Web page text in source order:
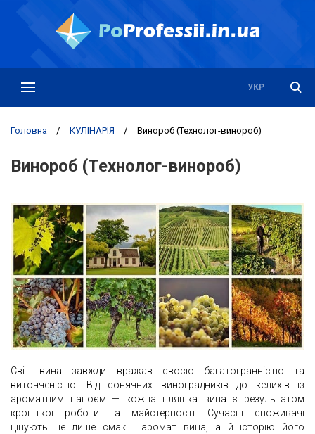
РУС
УКР
Головна / КУЛІНАРІЯ / Винороб (Технолог-винороб)
Винороб (Технолог-винороб)
Світ вина завжди вражав своєю багатогранністю та
витонченістю. Від сонячних виноградників до келихів із
ароматним напоєм — кожна пляшка вина є результатом
кропіткої роботи та майстерності. Сучасні споживачі
цінують не лише смак і аромат вина, а й історію його